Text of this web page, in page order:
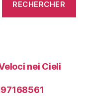
nei Cieli